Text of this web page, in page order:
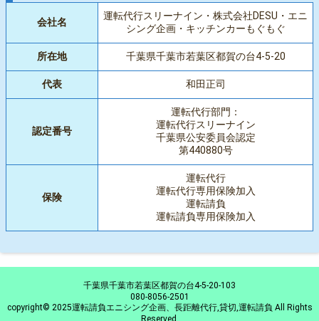
会社名
運転代行スリーナイン・株式会社DESU・エニ
シング企画・キッチンカーもぐもぐ
所在地 千葉県千葉市若葉区都賀の台4-5-20
代表 和田正司
認定番号
運転代行部門：
運転代行スリーナイン
千葉県公安委員会認定
第440880号
保険
運転代行
運転代行専用保険加入
運転請負
運転請負専用保険加入
千葉県千葉市若葉区都賀の台4-5-20-103
080-8056-2501
copyright© 2025運転請負エニシング企画、長距離代行,貸切,運転請負 All Rights
Reserved.